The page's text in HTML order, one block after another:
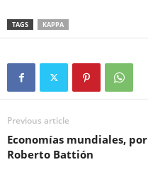
TAGS KAPPA
Previous article
Economías mundiales, por
Roberto Battión